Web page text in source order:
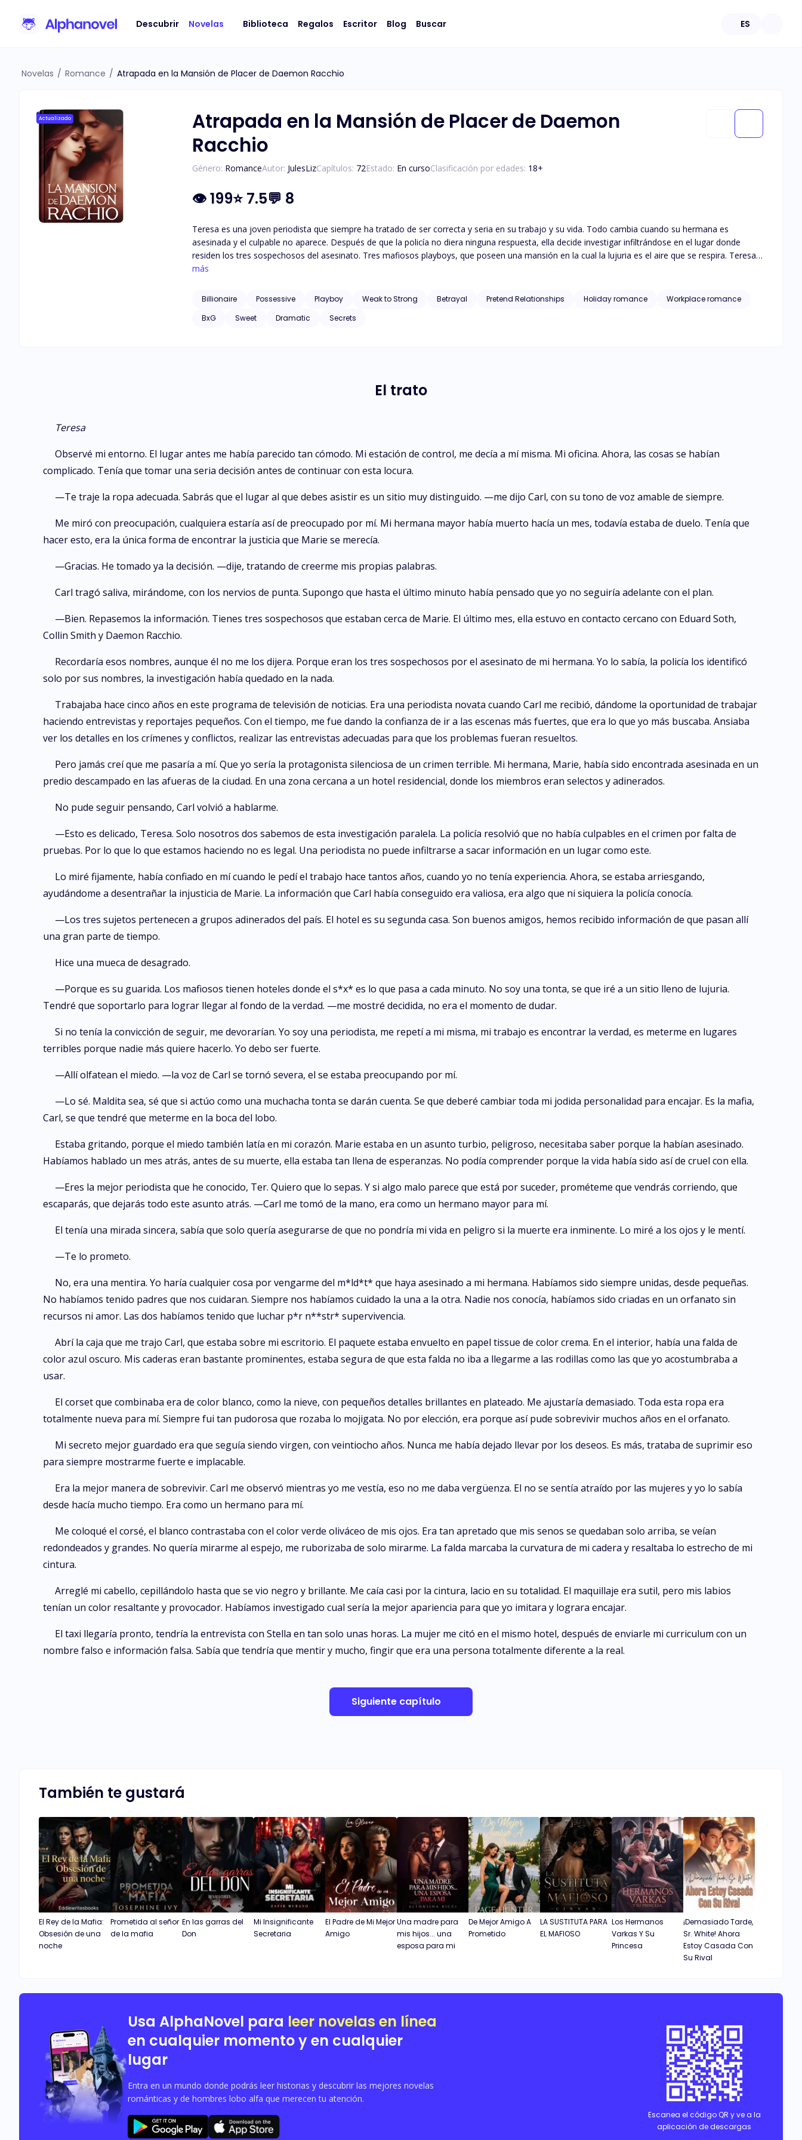
Descubrir Novelas Biblioteca Regalos Escritor Blog Buscar ES
Novelas / Romance / Atrapada en la Mansión de Placer de Daemon Racchio
Actualizado
Atrapada en la Mansión de Placer de Daemon
Racchio
Género: RomanceAutor: JulesLizCapítulos: 72Estado: En cursoClasificación por edades: 18+
👁199⭐7.5💬 8
Teresa es una joven periodista que siempre ha tratado de ser correcta y seria en su trabajo y su vida. Todo cambia cuando su hermana es
asesinada y el culpable no aparece. Después de que la policía no diera ninguna respuesta, ella decide investigar infiltrándose en el lugar donde
residen los tres sospechosos del asesinato. Tres mafiosos playboys, que poseen una mansión en la cual la lujuria es el aire que se respira. Teresa
deberá fingir para averiguar la verdad... Pero Daemon Racchio tiene otros planes para ella.
más
Billionaire Possessive Playboy Weak to Strong Betrayal Pretend Relationships Holiday romance
Workplace romance
BxG
Sweet Dramatic Secrets
El trato
Teresa
Observé mi entorno. El lugar antes me había parecido tan cómodo. Mi estación de control, me decía a mí misma. Mi oficina. Ahora, las cosas se habían
complicado. Tenía que tomar una seria decisión antes de continuar con esta locura.
—Te traje la ropa adecuada. Sabrás que el lugar al que debes asistir es un sitio muy distinguido. —me dijo Carl, con su tono de voz amable de siempre.
Me miró con preocupación, cualquiera estaría así de preocupado por mí. Mi hermana mayor había muerto hacía un mes, todavía estaba de duelo. Tenía que
hacer esto, era la única forma de encontrar la justicia que Marie se merecía.
—Gracias. He tomado ya la decisión. —dije, tratando de creerme mis propias palabras.
Carl tragó saliva, mirándome, con los nervios de punta. Supongo que hasta el último minuto había pensado que yo no seguiría adelante con el plan.
—Bien. Repasemos la información. Tienes tres sospechosos que estaban cerca de Marie. El último mes, ella estuvo en contacto cercano con Eduard Soth,
Collin Smith y Daemon Racchio.
Recordaría esos nombres, aunque él no me los dijera. Porque eran los tres sospechosos por el asesinato de mi hermana. Yo lo sabía, la policía los identificó
solo por sus nombres, la investigación había quedado en la nada.
Trabajaba hace cinco años en este programa de televisión de noticias. Era una periodista novata cuando Carl me recibió, dándome la oportunidad de trabajar
haciendo entrevistas y reportajes pequeños. Con el tiempo, me fue dando la confianza de ir a las escenas más fuertes, que era lo que yo más buscaba. Ansiaba
ver los detalles en los crímenes y conflictos, realizar las entrevistas adecuadas para que los problemas fueran resueltos.
Pero jamás creí que me pasaría a mí. Que yo sería la protagonista silenciosa de un crimen terrible. Mi hermana, Marie, había sido encontrada asesinada en un
predio descampado en las afueras de la ciudad. En una zona cercana a un hotel residencial, donde los miembros eran selectos y adinerados.
No pude seguir pensando, Carl volvió a hablarme.
—Esto es delicado, Teresa. Solo nosotros dos sabemos de esta investigación paralela. La policía resolvió que no había culpables en el crimen por falta de
pruebas. Por lo que lo que estamos haciendo no es legal. Una periodista no puede infiltrarse a sacar información en un lugar como este.
Lo miré fijamente, había confiado en mí cuando le pedí el trabajo hace tantos años, cuando yo no tenía experiencia. Ahora, se estaba arriesgando,
ayudándome a desentrañar la injusticia de Marie. La información que Carl había conseguido era valiosa, era algo que ni siquiera la policía conocía.
—Los tres sujetos pertenecen a grupos adinerados del país. El hotel es su segunda casa. Son buenos amigos, hemos recibido información de que pasan allí
una gran parte de tiempo.
Hice una mueca de desagrado.
—Porque es su guarida. Los mafiosos tienen hoteles donde el s*x* es lo que pasa a cada minuto. No soy una tonta, se que iré a un sitio lleno de lujuria.
Tendré que soportarlo para lograr llegar al fondo de la verdad. —me mostré decidida, no era el momento de dudar.
Si no tenía la convicción de seguir, me devorarían. Yo soy una periodista, me repetí a mi misma, mi trabajo es encontrar la verdad, es meterme en lugares
terribles porque nadie más quiere hacerlo. Yo debo ser fuerte.
—Allí olfatean el miedo. —la voz de Carl se tornó severa, el se estaba preocupando por mí.
—Lo sé. Maldita sea, sé que si actúo como una muchacha tonta se darán cuenta. Se que deberé cambiar toda mi jodida personalidad para encajar. Es la mafia,
Carl, se que tendré que meterme en la boca del lobo.
Estaba gritando, porque el miedo también latía en mi corazón. Marie estaba en un asunto turbio, peligroso, necesitaba saber porque la habían asesinado.
Habíamos hablado un mes atrás, antes de su muerte, ella estaba tan llena de esperanzas. No podía comprender porque la vida había sido así de cruel con ella.
—Eres la mejor periodista que he conocido, Ter. Quiero que lo sepas. Y si algo malo parece que está por suceder, prométeme que vendrás corriendo, que
escaparás, que dejarás todo este asunto atrás. —Carl me tomó de la mano, era como un hermano mayor para mí.
El tenía una mirada sincera, sabía que solo quería asegurarse de que no pondría mi vida en peligro si la muerte era inminente. Lo miré a los ojos y le mentí.
—Te lo prometo.
No, era una mentira. Yo haría cualquier cosa por vengarme del m*ld*t* que haya asesinado a mi hermana. Habíamos sido siempre unidas, desde pequeñas.
No habíamos tenido padres que nos cuidaran. Siempre nos habíamos cuidado la una a la otra. Nadie nos conocía, habíamos sido criadas en un orfanato sin
recursos ni amor. Las dos habíamos tenido que luchar p*r n**str* supervivencia.
Abrí la caja que me trajo Carl, que estaba sobre mi escritorio. El paquete estaba envuelto en papel tissue de color crema. En el interior, había una falda de
color azul oscuro. Mis caderas eran bastante prominentes, estaba segura de que esta falda no iba a llegarme a las rodillas como las que yo acostumbraba a
usar.
El corset que combinaba era de color blanco, como la nieve, con pequeños detalles brillantes en plateado. Me ajustaría demasiado. Toda esta ropa era
totalmente nueva para mí. Siempre fui tan pudorosa que rozaba lo mojigata. No por elección, era porque así pude sobrevivir muchos años en el orfanato.
Mi secreto mejor guardado era que seguía siendo virgen, con veintiocho años. Nunca me había dejado llevar por los deseos. Es más, trataba de suprimir eso
para siempre mostrarme fuerte e implacable.
Era la mejor manera de sobrevivir. Carl me observó mientras yo me vestía, eso no me daba vergüenza. El no se sentía atraído por las mujeres y yo lo sabía
desde hacía mucho tiempo. Era como un hermano para mí.
Me coloqué el corsé, el blanco contrastaba con el color verde oliváceo de mis ojos. Era tan apretado que mis senos se quedaban solo arriba, se veían
redondeados y grandes. No quería mirarme al espejo, me ruborizaba de solo mirarme. La falda marcaba la curvatura de mi cadera y resaltaba lo estrecho de mi
cintura.
Arreglé mi cabello, cepillándolo hasta que se vio negro y brillante. Me caía casi por la cintura, lacio en su totalidad. El maquillaje era sutil, pero mis labios
tenían un color resaltante y provocador. Habíamos investigado cual sería la mejor apariencia para que yo imitara y lograra encajar.
El taxi llegaría pronto, tendría la entrevista con Stella en tan solo unas horas. La mujer me citó en el mismo hotel, después de enviarle mi curriculum con un
nombre falso e información falsa. Sabía que tendría que mentir y mucho, fingir que era una persona totalmente diferente a la real.
Siguiente capítulo
También te gustará
El Rey de la Mafia:
Obsesión de una
noche
Prometida al señor
de la mafia
En las garras del
Don
Mi Insignificante
Secretaria
El Padre de Mi Mejor
Amigo
Una madre para
mis hijos... una
esposa para mi
De Mejor Amigo A
Prometido
LA SUSTITUTA PARA
EL MAFIOSO
Los Hermanos
Varkas Y Su
Princesa
¡Demasiado Tarde,
Sr. White! Ahora
Estoy Casada Con
Su Rival
Usa AlphaNovel para leer novelas en línea
en cualquier momento y en cualquier
lugar
Entra en un mundo donde podrás leer historias y descubrir las mejores novelas
románticas y de hombres lobo alfa que merecen tu atención.
Escanea el código QR y ve a la
aplicación de descargas